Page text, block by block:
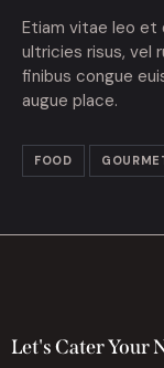
Etiam vitae leo et
ultricies risus, vel
finibus congue
augue place.
FOOD
Let's Cater Your